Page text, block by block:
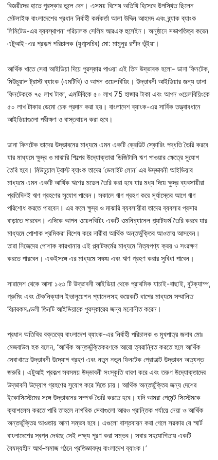
বিজয়ীদের হাতে পুরস্কার তুলে দেন। এসময় বিশেষ অতিথি হিসেবে উপস্থিত ছিলেন
মেটলাইফ বাংলাদেশের প্রধান নির্বাহী কর্মকর্তা আলা উদ্দিন আহমদ এবং ব্র্যাক ব্যাংক
লিমিটেড-এর ব্যবস্থাপনা পরিচালক সেলিম আরএফ হুসেইন। অনুষ্ঠানে সভাপতিত্ব করেন
এটুআই-এর প্রকল্প পরিচালক (যুগ্মসচিব) মো: মামুনুর রশীদ ভূঁইয়া।
আর্থিক খাতে সেরা আইডিয়া দিয়ে পুরস্কার পাওয়া এই তিন উদ্ভাবক হলো- ডানা ফিনটেক,
মিউচুয়াল ট্রাস্ট ব্যাংক (এমটিবি) ও আপন ওয়েলবিয়িং। উদ্ভাবনী আইডিয়ার জন্য ডানা
ফিনটেককে ৭৫ লাখ টাকা, এমটিবিকে ৫০ লাখ 75 হাজার টাকা এবং আপন ওয়েলবিয়িংকে
৫০ লাখ টাকার ডেমো চেক প্রদান করা হয়। বাংলাদেশ ব্যাংক-এর সার্বিক তত্ত্বাবধানে
আইডিয়াগুলো পরীক্ষণ ও বাস্তবায়ন করা হবে।
ডানা ফিনটেক তাদের উদ্ভাবনের মাধ্যমে এমন একটি ক্রেডিট স্কোরিং পদ্ধতি তৈরি করবে
যার মাধ্যমে ক্ষুদ্র ও মাঝারি শিল্পের উদ্যোক্তারা ডিজিটালি ঋণ পাওয়ার ক্ষেত্রে সুযোগ
তৈরি হবে। মিউচুয়াল ট্রাস্ট ব্যাংক তাদের ‘ডেলাইট লোন’ এর উদ্ভাবনী আইডিয়ার
মাধ্যমে এমন একটি আর্থিক ঋণের মডেল তৈরি করা হবে যার মধ্য দিয়ে ক্ষুদ্র ব্যবসায়ীরা
প্রতিদিনই ঋণ গ্রহণের সুযোগ পাবেন। সকালে ঋণ গ্রহণ করে সূর্যাস্তের আগে ঋণ
পরিশোধ করতে পারবেন। এর ফলে ক্ষুদ্র ও মাঝারি ব্যবসায়ীরা তাদের ব্যবসার প্রসার
বাড়াতে পারবেন। এদিকে আপন ওয়েলবিয়িং একটি ওমনিচ্যানেল প্ল্যাটফর্ম তৈরি করবে যার
মাধ্যমে পোশাক শ্রমিকরা বিশেষ করে নারীরা আর্থিক অন্তর্ভুক্তির আওতায় আসবেন।
তারা নিজেদের পোশাক কারখানায় এই প্ল্যাটফর্মের মাধ্যমে নিত্যপণ্য ক্রয় ও সংরক্ষণ
করতে পারবেন। একইসঙ্গে এর মাধ্যমে সঞ্চয় এবং ঋণ গ্রহণ করার সুবিধা পাবেন।
সারাদেশ থেকে আসা ১২৩ টি উদ্ভাবনী আইডিয়া থেকে প্রাথমিক যাচাই-বাছাই, বুটক্যাম্প,
গ্রুমিং এবং টেকনিক্যাল ইভালুয়েশন প্যানেলসহ কয়েকটি ধাপের মাধ্যমে সম্মানিত
বিচারকমণ্ডলী তিনটি আইডিয়াকে পুরস্কারের জন্য মনোনীত করেন।
প্রধান অতিথির বক্তব্যে বাংলাদেশ ব্যাংক-এর নির্বাহী পরিচালক ও মুখপাত্র জনাব মোঃ
মেজবাউল হক বলেন, ‘আর্থিক অন্তর্ভুক্তিকরণকে আরো ত্বরান্বিত করতে হলে আর্থিক
সেবাখাতে উদ্ভাবনী উদ্যোগ গ্রহণ এবং নতুন নতুন ফিনটেক প্রোডাক্ট উদ্ভাবন অত্যন্ত
জরুরি। এটুআই প্রকল্প সবসময় উদ্ভাবনী সংস্কৃতি ধারণ করে এবং তরুণ উদ্যোক্তাদের
উদ্ভাবনী উদ্যোগ গ্রহণের সুযোগ করে দিতে চায়। আর্থিক অন্তর্ভুক্তির জন্য দেশের
ইকোসিস্টেমের সঙ্গে উদ্ভাবনের সম্পর্ক তৈরি করতে হবে। যদি আমরা পেমেন্ট সিস্টেমকে
ক্যাশলেস করতে পারি তাহলে নাগরিক সেবাগুলো আরও প্রান্তিক পর্যায়ে নেয়া ও আর্থিক
অন্তর্ভুক্তির আওতায় আনা সম্ভব হবে। এগুলো বাস্তবায়ন করা গেলে সরকার যে স্মার্ট
বাংলাদেশের স্বপ্ন দেখছে সেই লক্ষ্য পূরণ করা সম্ভব। সবার সহযোগিতায় একটি
বৈষম্যহীন আর্থ-সমাজ গঠনে প্রতিজ্ঞাবদ্ধ বাংলাদেশ ব্যাংক।’